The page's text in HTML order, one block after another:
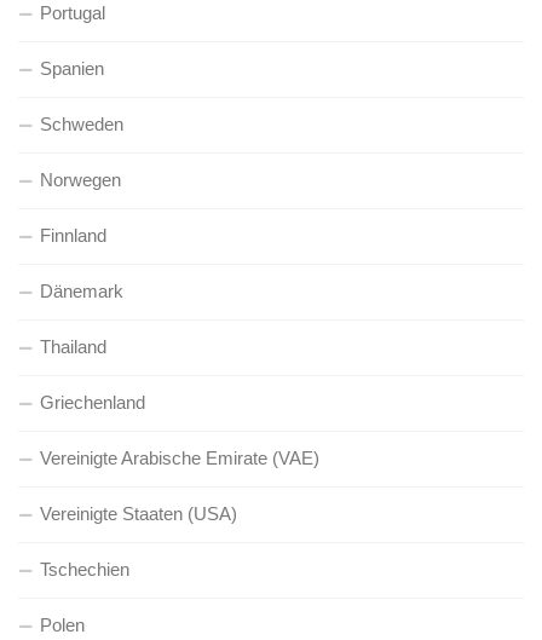
Portugal
Spanien
Schweden
Norwegen
Finnland
Dänemark
Thailand
Griechenland
Vereinigte Arabische Emirate (VAE)
Vereinigte Staaten (USA)
Tschechien
Polen